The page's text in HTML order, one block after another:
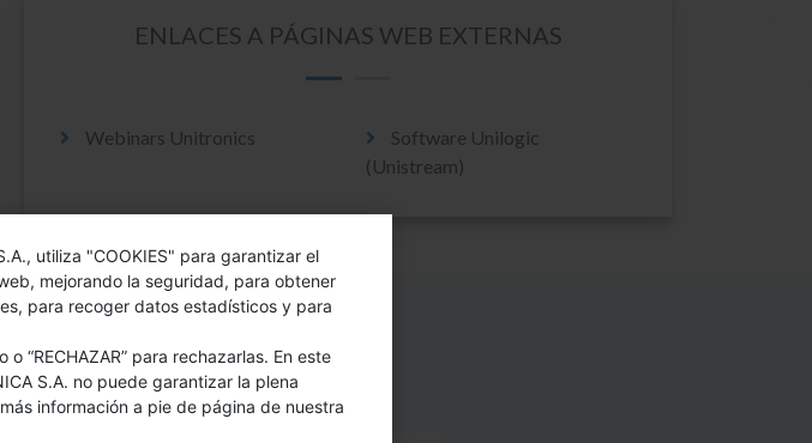
ENLACES A PÁGINAS WEB EXTERNAS
Webinars Unitronics
Software Unilogic
(Unistream)
Y TE CONTACTAMOS
utiliza "COOKIES" para garantizar el
mejorando la seguridad, para obtener
para recoger datos estadísticos y para
“RECHAZAR” para rechazarlas. En este
S.A. no puede garantizar la plena
información a pie de página de nuestra